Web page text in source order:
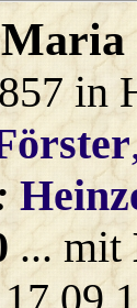
in
... mit